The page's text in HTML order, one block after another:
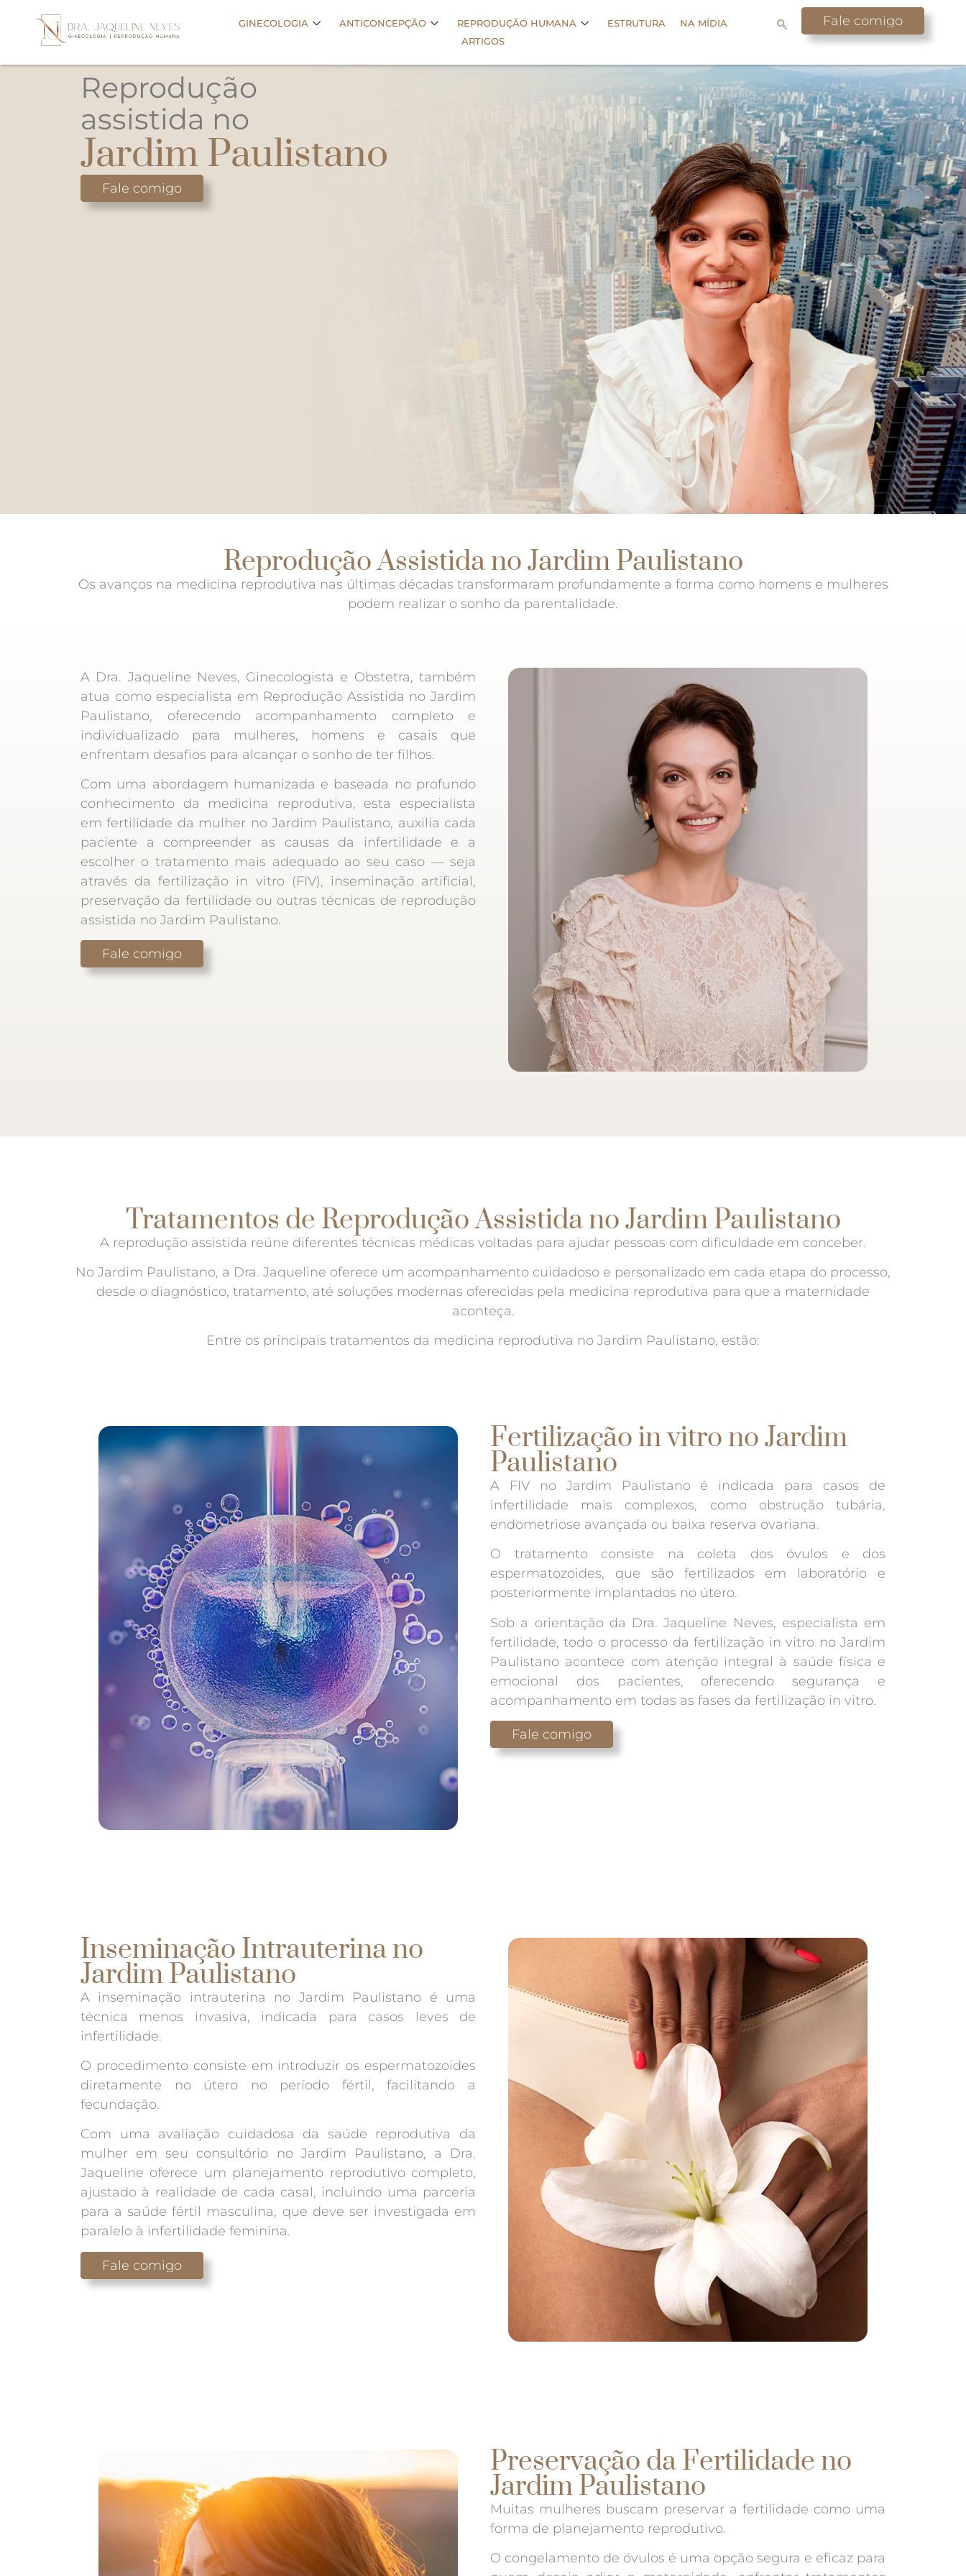
GINECOLOGIA ANTICONCEPÇÃO REPRODUÇÃO HUMANA ESTRUTURA
NA MÍDIA
ARTIGOS
Fale comigo
Reprodução
assistida no
Jardim Paulistano
Fale comigo
Reprodução Assistida no Jardim Paulistano
Os avanços na medicina reprodutiva nas últimas décadas transformaram profundamente a forma como homens e mulheres
podem realizar o sonho da parentalidade.
A Dra. Jaqueline Neves, Ginecologista e Obstetra, também
atua como especialista em Reprodução Assistida no Jardim
Paulistano, oferecendo acompanhamento completo e
individualizado para mulheres, homens e casais que
enfrentam desafios para alcançar o sonho de ter filhos.
Com uma abordagem humanizada e baseada no profundo
conhecimento da medicina reprodutiva, esta especialista
em fertilidade da mulher no Jardim Paulistano, auxilia cada
paciente a compreender as causas da infertilidade e a
escolher o tratamento mais adequado ao seu caso — seja
através da fertilização in vitro (FIV), inseminação artificial,
preservação da fertilidade ou outras técnicas de reprodução
assistida no Jardim Paulistano.
Fale comigo
Tratamentos de Reprodução Assistida no Jardim Paulistano
A reprodução assistida reúne diferentes técnicas médicas voltadas para ajudar pessoas com dificuldade em conceber.
No Jardim Paulistano, a Dra. Jaqueline oferece um acompanhamento cuidadoso e personalizado em cada etapa do processo,
desde o diagnóstico, tratamento, até soluções modernas oferecidas pela medicina reprodutiva para que a maternidade
aconteça.
Entre os principais tratamentos da medicina reprodutiva no Jardim Paulistano, estão:
Fertilização in vitro no Jardim
Paulistano
A FIV no Jardim Paulistano é indicada para casos de
infertilidade mais complexos, como obstrução tubária,
endometriose avançada ou baixa reserva ovariana.
O tratamento consiste na coleta dos óvulos e dos
espermatozoides, que são fertilizados em laboratório e
posteriormente implantados no útero.
Sob a orientação da Dra. Jaqueline Neves, especialista em
fertilidade, todo o processo da fertilização in vitro no Jardim
Paulistano acontece com atenção integral à saúde física e
emocional dos pacientes, oferecendo segurança e
acompanhamento em todas as fases da fertilização in vitro.
Fale comigo
Inseminação Intrauterina no
Jardim Paulistano
A inseminação intrauterina no Jardim Paulistano é uma
técnica menos invasiva, indicada para casos leves de
infertilidade.
O procedimento consiste em introduzir os espermatozoides
diretamente no útero no período fértil, facilitando a
fecundação.
Com uma avaliação cuidadosa da saúde reprodutiva da
mulher em seu consultório no Jardim Paulistano, a Dra.
Jaqueline oferece um planejamento reprodutivo completo,
ajustado à realidade de cada casal, incluindo uma parceria
para a saúde fértil masculina, que deve ser investigada em
paralelo à infertilidade feminina.
Fale comigo
Preservação da Fertilidade no
Jardim Paulistano
Muitas mulheres buscam preservar a fertilidade como uma
forma de planejamento reprodutivo.
O congelamento de óvulos é uma opção segura e eficaz para